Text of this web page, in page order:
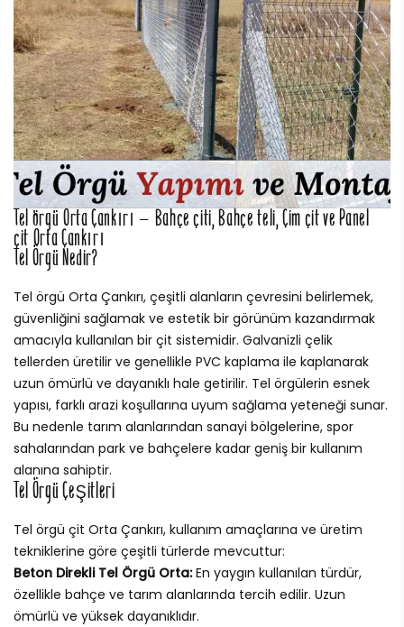
Tel örgü Orta Çankırı – Bahçe çiti, Bahçe teli, Çim çit ve Panel
çit Orta Çankırı
Tel Örgü Nedir?
Tel örgü Orta Çankırı, çeşitli alanların çevresini belirlemek,
güvenliğini sağlamak ve estetik bir görünüm kazandırmak
amacıyla kullanılan bir çit sistemidir. Galvanizli çelik
tellerden üretilir ve genellikle PVC kaplama ile kaplanarak
uzun ömürlü ve dayanıklı hale getirilir. Tel örgülerin esnek
yapısı, farklı arazi koşullarına uyum sağlama yeteneği sunar.
Bu nedenle tarım alanlarından sanayi bölgelerine, spor
sahalarından park ve bahçelere kadar geniş bir kullanım
alanına sahiptir.
Tel Örgü Çeşitleri
Tel örgü çit Orta Çankırı, kullanım amaçlarına ve üretim
tekniklerine göre çeşitli türlerde mevcuttur:
Beton Direkli Tel Örgü Orta:En yaygın kullanılan türdür,
özellikle bahçe ve tarım alanlarında tercih edilir. Uzun
ömürlü ve yüksek dayanıklıdır.